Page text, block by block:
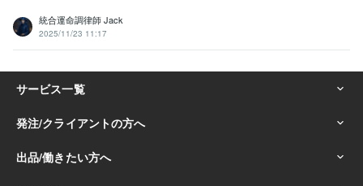
統合運命調律師 Jack
2025/11/23 11:17